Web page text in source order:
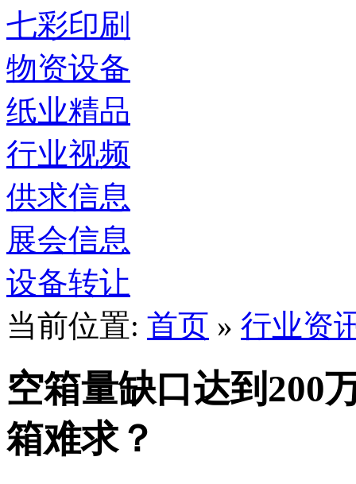
七彩印刷
物资设备
纸业精品
行业视频
供求信息
展会信息
设备转让
当前位置: 首页 » 行业资
空箱量缺口达到200
箱难求？